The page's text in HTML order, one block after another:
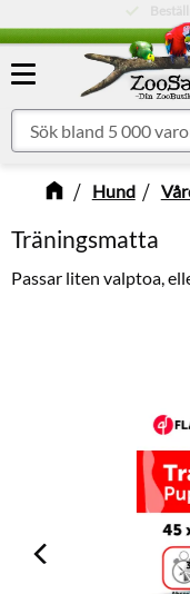
Meny
Hund
Träningsmatta
Passar liten valptoa,